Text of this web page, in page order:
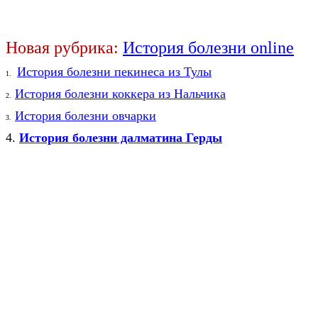
Новая рубрика: История болезни online
1. История болезни пекинеса из Тулы
2. История болезни коккера из Нальчика
3.
История болезни овчарки
4. История болезни далматина Герды